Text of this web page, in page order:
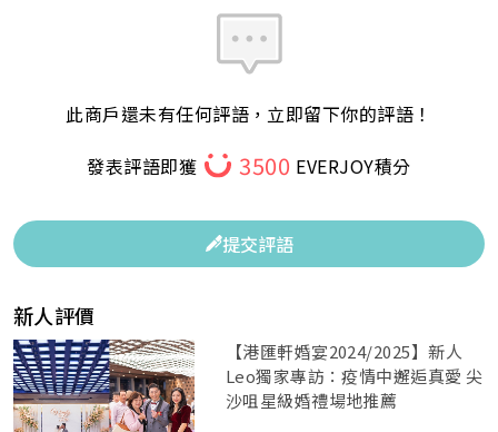
此商戶還未有任何評語，立即留下你的評語！
發表評語即獲
3500 EVERJOY積分
提交評語
新人評價
【港匯軒婚宴2024/2025】新人
Leo獨家專訪：疫情中邂逅真愛 尖
沙咀星級婚禮場地推薦